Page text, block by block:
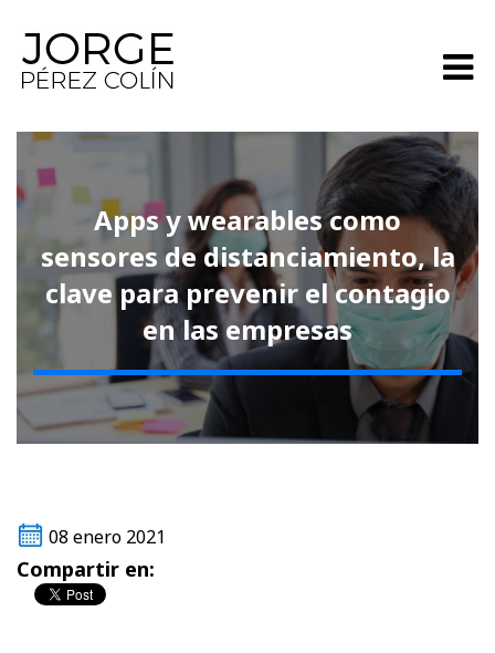
Apps y wearables como
sensores de distanciamiento, la
clave para prevenir el contagio
en las empresas
08 enero 2021
Compartir en: